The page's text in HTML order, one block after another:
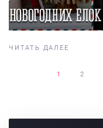
ЧИТАТЬ ДАЛЕЕ
1 2